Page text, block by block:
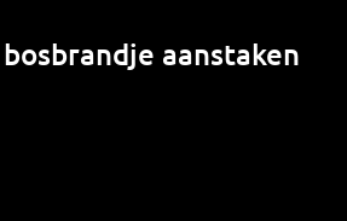
aanstaken